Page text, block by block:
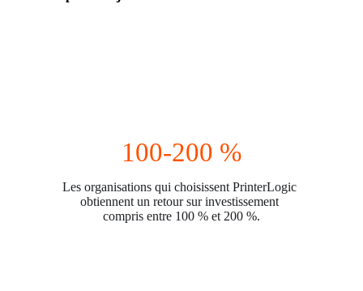
100-200 %
Les organisations qui choisissent PrinterLogic
obtiennent un retour sur investissement
compris entre 100 % et 200 %.